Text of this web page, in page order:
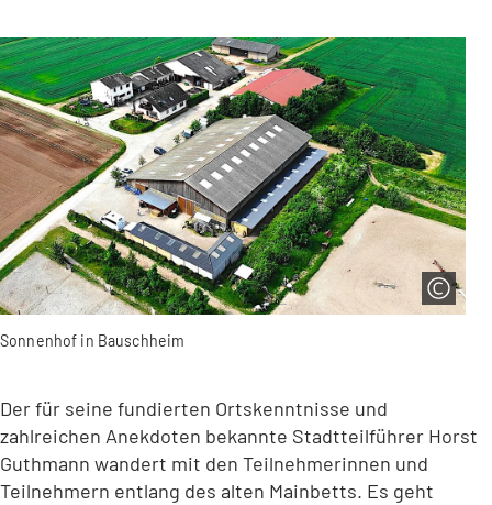
Sonnenhof in Bauschheim
Der für seine fundierten Ortskenntnisse und
zahlreichen Anekdoten bekannte Stadtteilführer Horst
Guthmann wandert mit den Teilnehmerinnen und
Teilnehmern entlang des alten Mainbetts. Es geht